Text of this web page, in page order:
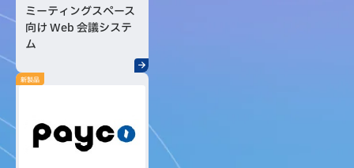
ミーティングスペース
向け Web 会議システ
ム
新製品